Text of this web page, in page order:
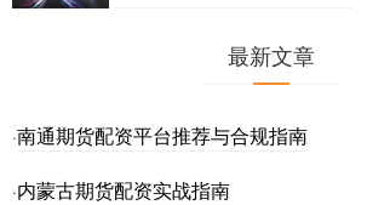
最新文章
·南通期货配资平台推荐与合规指南
·内蒙古期货配资实战指南